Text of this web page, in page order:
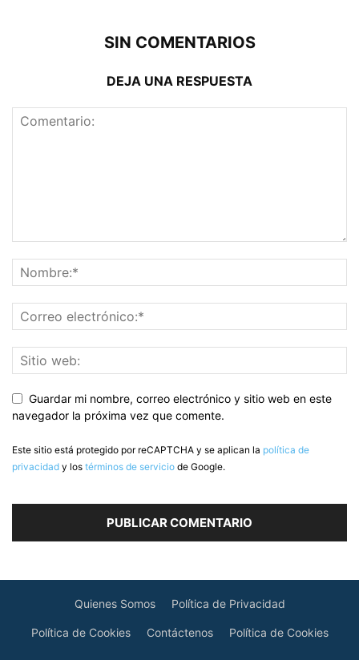
SIN COMENTARIOS
DEJA UNA RESPUESTA
Guardar mi nombre, correo electrónico y sitio web en este
navegador la próxima vez que comente.
Este sitio está protegido por reCAPTCHA y se aplican la política de
privacidad y los términos de servicio de Google.
Quienes Somos Política de Privacidad
Política de Cookies Contáctenos Política de Cookies